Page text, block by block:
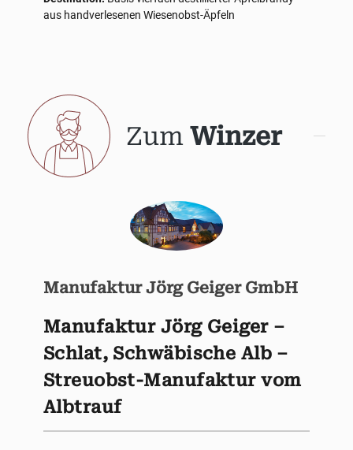
aus handverlesenen Wiesenobst-Äpfeln
Zum Winzer
Manufaktur Jörg Geiger GmbH
Manufaktur Jörg Geiger –
Schlat, Schwäbische Alb –
Streuobst-Manufaktur vom
Albtrauf